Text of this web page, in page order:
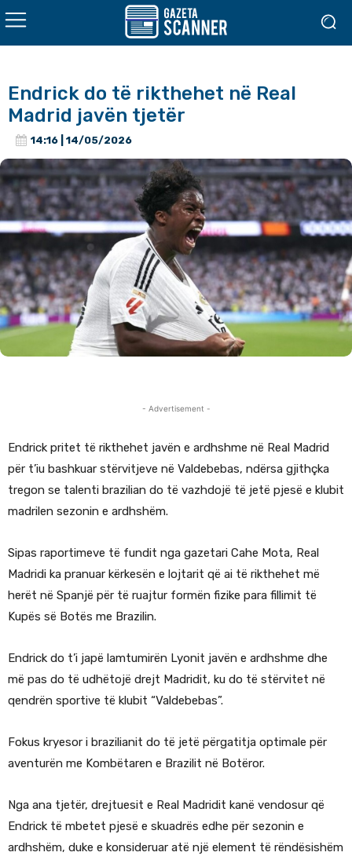
Endrick do të rikthehet në Real
Madrid javën tjetër
14:16 | 14/05/2026
- Advertisement -
Endrick pritet të rikthehet javën e ardhshme në Real Madrid
për t’iu bashkuar stërvitjeve në Valdebebas, ndërsa gjithçka
tregon se talenti brazilian do të vazhdojë të jetë pjesë e klubit
madrilen sezonin e ardhshëm.
Sipas raportimeve të fundit nga gazetari Cahe Mota, Real
Madridi ka pranuar kërkesën e lojtarit që ai të rikthehet më
herët në Spanjë për të ruajtur formën fizike para fillimit të
Kupës së Botës me Brazilin.
Endrick do t’i japë lamtumirën Lyonit javën e ardhshme dhe
më pas do të udhëtojë drejt Madridit, ku do të stërvitet në
qendrën sportive të klubit “Valdebebas”.
Fokus kryesor i brazilianit do të jetë përgatitja optimale për
aventurën me Kombëtaren e Brazilit në Botëror.
Nga ana tjetër, drejtuesit e Real Madridit kanë vendosur që
Endrick të mbetet pjesë e skuadrës edhe për sezonin e
ardhshëm, duke e konsideruar atë një element të rëndësishëm